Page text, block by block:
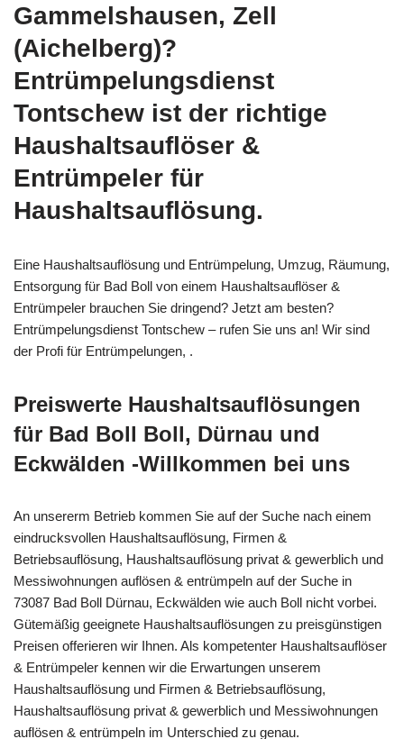
Gammelshausen, Zell
(Aichelberg)?
Entrümpelungsdienst
Tontschew ist der richtige
Haushaltsauflöser &
Entrümpeler für
Haushaltsauflösung.
Eine Haushaltsauflösung und Entrümpelung, Umzug, Räumung,
Entsorgung für Bad Boll von einem Haushaltsauflöser &
Entrümpeler brauchen Sie dringend? Jetzt am besten?
Entrümpelungsdienst Tontschew – rufen Sie uns an! Wir sind
der Profi für Entrümpelungen, .
Preiswerte Haushaltsauflösungen
für Bad Boll Boll, Dürnau und
Eckwälden -Willkommen bei uns
An unsererm Betrieb kommen Sie auf der Suche nach einem
eindrucksvollen Haushaltsauflösung, Firmen &
Betriebsauflösung, Haushaltsauflösung privat & gewerblich und
Messiwohnungen auflösen & entrümpeln auf der Suche in
73087 Bad Boll Dürnau, Eckwälden wie auch Boll nicht vorbei.
Gütemäßig geeignete Haushaltsauflösungen zu preisgünstigen
Preisen offerieren wir Ihnen. Als kompetenter Haushaltsauflöser
& Entrümpeler kennen wir die Erwartungen unserem
Haushaltsauflösung und Firmen & Betriebsauflösung,
Haushaltsauflösung privat & gewerblich und Messiwohnungen
auflösen & entrümpeln im Unterschied zu genau.